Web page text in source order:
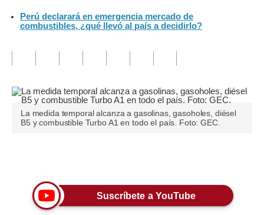
Inmobiliarias
Editorial
Pregunta de hoy
Lujo
Perú declarará en emergencia mercado de
combustibles, ¿qué llevó al país a decidirlo?
La medida temporal alcanza a gasolinas, gasoholes, diésel
B5 y combustible Turbo A1 en todo el país. Foto: GEC.
Suscríbete a YouTube